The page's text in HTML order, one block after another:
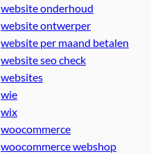
website onderhoud
website ontwerper
website per maand betalen
website seo check
websites
wie
wix
woocommerce
woocommerce webshop